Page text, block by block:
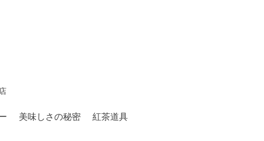
美味しさの秘密 紅茶道具